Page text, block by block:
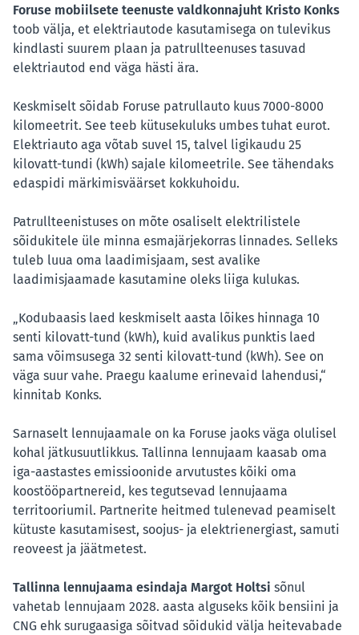
Foruse mobiilsete teenuste valdkonnajuht Kristo Konks
toob välja, et elektriautode kasutamisega on tulevikus
kindlasti suurem plaan ja patrullteenuses tasuvad
elektriautod end väga hästi ära.
Keskmiselt sõidab Foruse patrullauto kuus 7000-8000
kilomeetrit. See teeb kütusekuluks umbes tuhat eurot.
Elektriauto aga võtab suvel 15, talvel ligikaudu 25
kilovatt-tundi (kWh) sajale kilomeetrile. See tähendaks
edaspidi märkimisväärset kokkuhoidu.
Patrullteenistuses on mõte osaliselt elektrilistele
sõidukitele üle minna esmajärjekorras linnades. Selleks
tuleb luua oma laadimisjaam, sest avalike
laadimisjaamade kasutamine oleks liiga kulukas.
„Kodubaasis laed keskmiselt aasta lõikes hinnaga 10
senti kilovatt-tund (kWh), kuid avalikus punktis laed
sama võimsusega 32 senti kilovatt-tund (kWh). See on
väga suur vahe. Praegu kaalume erinevaid lahendusi,“
kinnitab Konks.
Sarnaselt lennujaamale on ka Foruse jaoks väga olulisel
kohal jätkusuutlikkus. Tallinna lennujaam kaasab oma
iga-aastastes emissioonide arvutustes kõiki oma
koostööpartnereid, kes tegutsevad lennujaama
territooriumil. Partnerite heitmed tulenevad peamiselt
kütuste kasutamisest, soojus- ja elektrienergiast, samuti
reoveest ja jäätmetest.
Tallinna lennujaama esindaja Margot Holtsi sõnul
vahetab lennujaam 2028. aasta alguseks kõik bensiini ja
CNG ehk surugaasiga sõitvad sõidukid välja heitevabade